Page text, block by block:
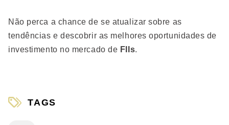
Não perca a chance de se atualizar sobre as
tendências e descobrir as melhores oportunidades de
investimento no mercado de FIIs.
TAGS